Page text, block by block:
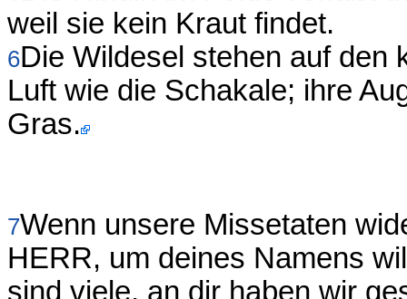
weil sie kein Kraut findet.
6Die Wildesel stehen auf den
Luft wie die Schakale; ihre
Gras.
7Wenn unsere Missetaten
HERR, um deines Namens
sind viele, an dir haben wir